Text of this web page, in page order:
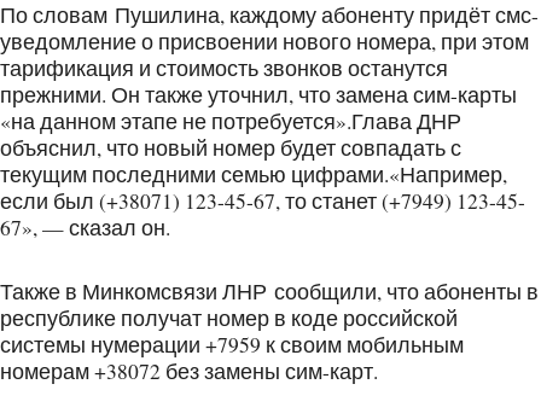
По словам Пушилина, каждому абоненту придёт смс-
уведомление о присвоении нового номера, при этом
тарификация и стоимость звонков останутся
прежними. Он также уточнил, что замена сим-карты
«на данном этапе не потребуется».Глава ДНР
объяснил, что новый номер будет совпадать с
текущим последними семью цифрами.«Например,
если был (+38071) 123-45-67, то станет (+7949) 123-45-
67», — сказал он.
Также в Минкомсвязи ЛНР сообщили, что абоненты в
республике получат номер в коде российской
системы нумерации +7959 к своим мобильным
номерам +38072 без замены сим-карт.